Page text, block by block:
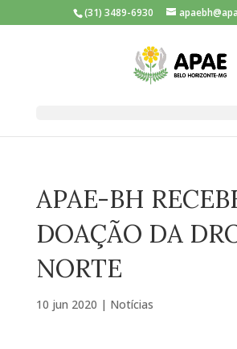
(31) 3489-6930
APAE-BH
DOAÇÃO DA
NORTE
10 jun 2020 | Notícias